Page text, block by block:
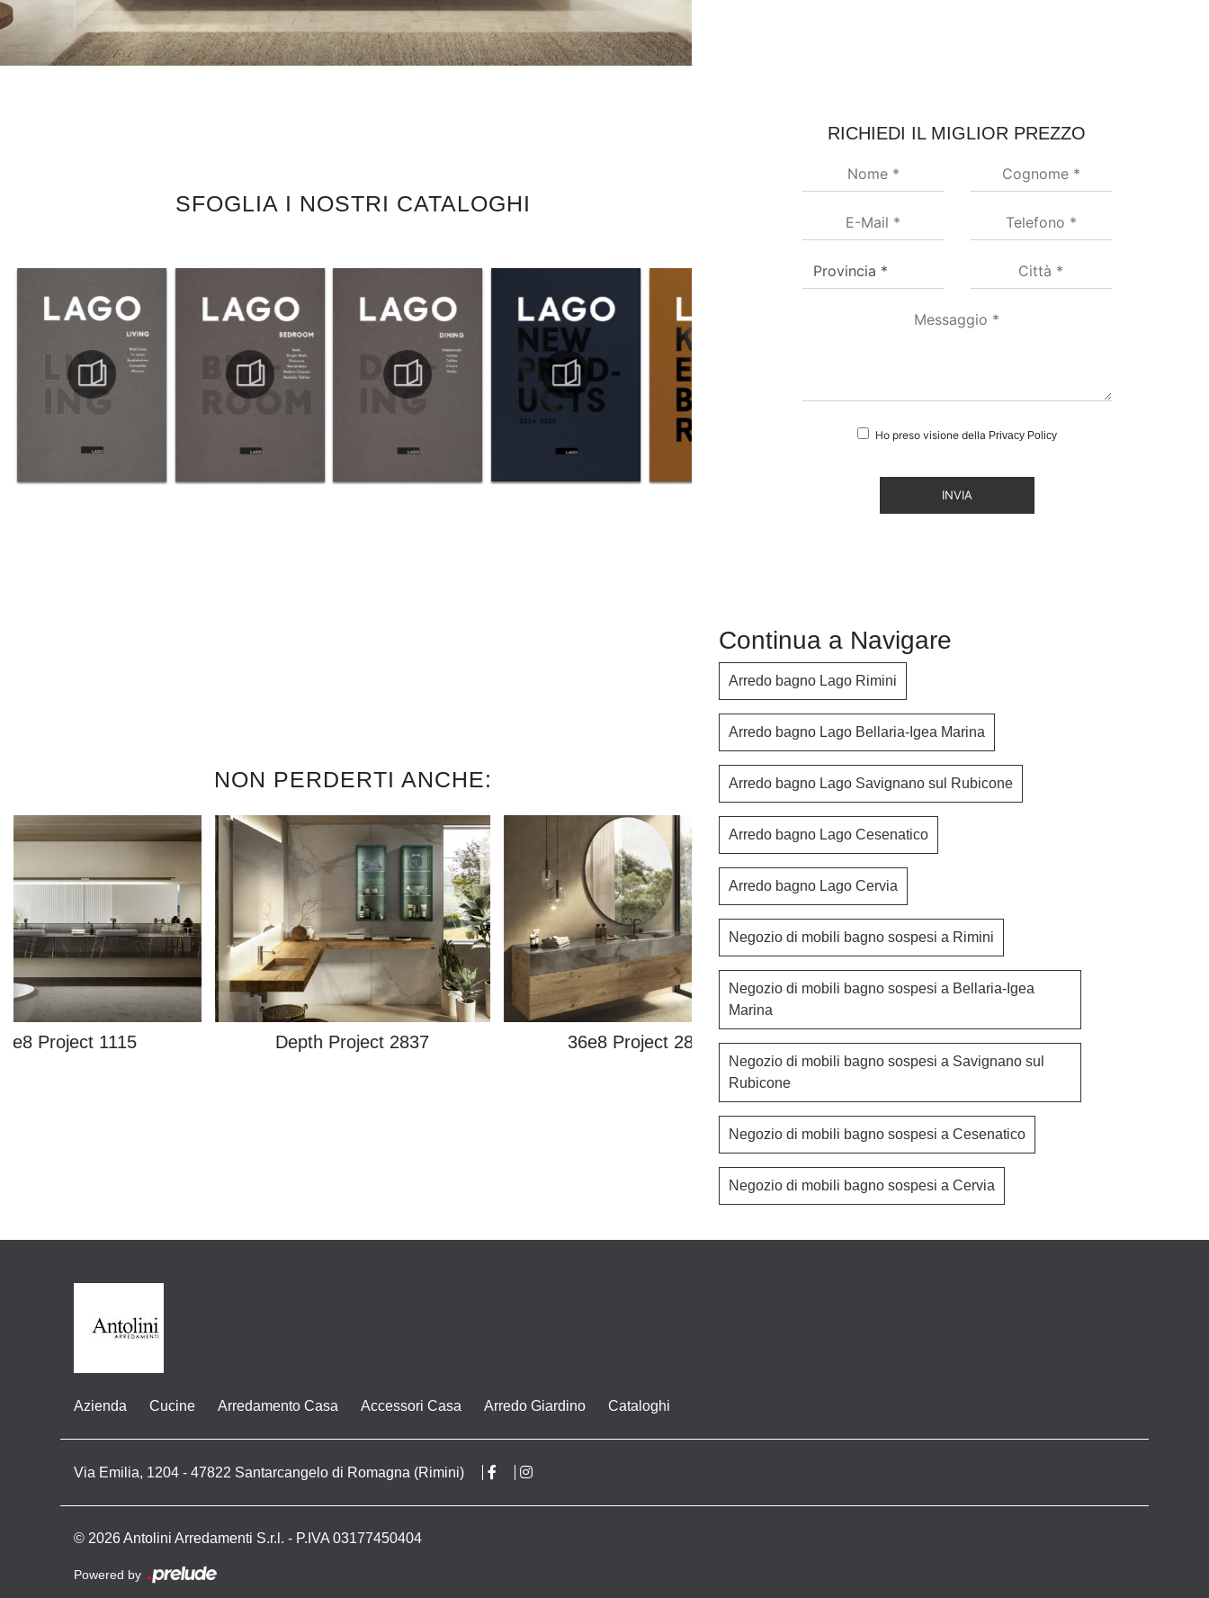
SFOGLIA I NOSTRI CATALOGHI
RICHIEDI IL MIGLIOR PREZZO
Ho preso visione della Privacy Policy
INVIA
NON PERDERTI ANCHE:
Project 1115 Depth Project 2837 36e8 Project 2838 36e8 Project 2847
Continua a Navigare
Arredo bagno Lago Rimini
Arredo bagno Lago Bellaria-Igea Marina
Arredo bagno Lago Savignano sul Rubicone
Arredo bagno Lago Cesenatico
Arredo bagno Lago Cervia
Negozio di mobili bagno sospesi a Rimini
Negozio di mobili bagno sospesi a Bellaria-Igea
Marina
Negozio di mobili bagno sospesi a Savignano sul
Rubicone
Negozio di mobili bagno sospesi a Cesenatico
Negozio di mobili bagno sospesi a Cervia
Azienda Cucine Arredamento Casa Accessori Casa Arredo Giardino Cataloghi
Via Emilia, 1204 - 47822 Santarcangelo di Romagna (Rimini)
© 2026 Antolini Arredamenti S.r.l. - P.IVA 03177450404
Powered by